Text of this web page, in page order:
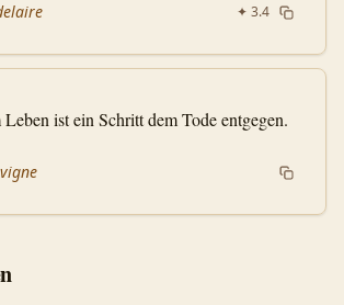
✦ 3.4
ist ein Schritt dem Tode entgegen.